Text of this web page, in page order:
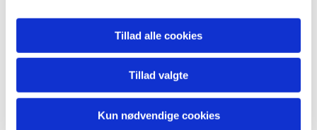
Tillad alle cookies
Tillad valgte
Kun nødvendige cookies